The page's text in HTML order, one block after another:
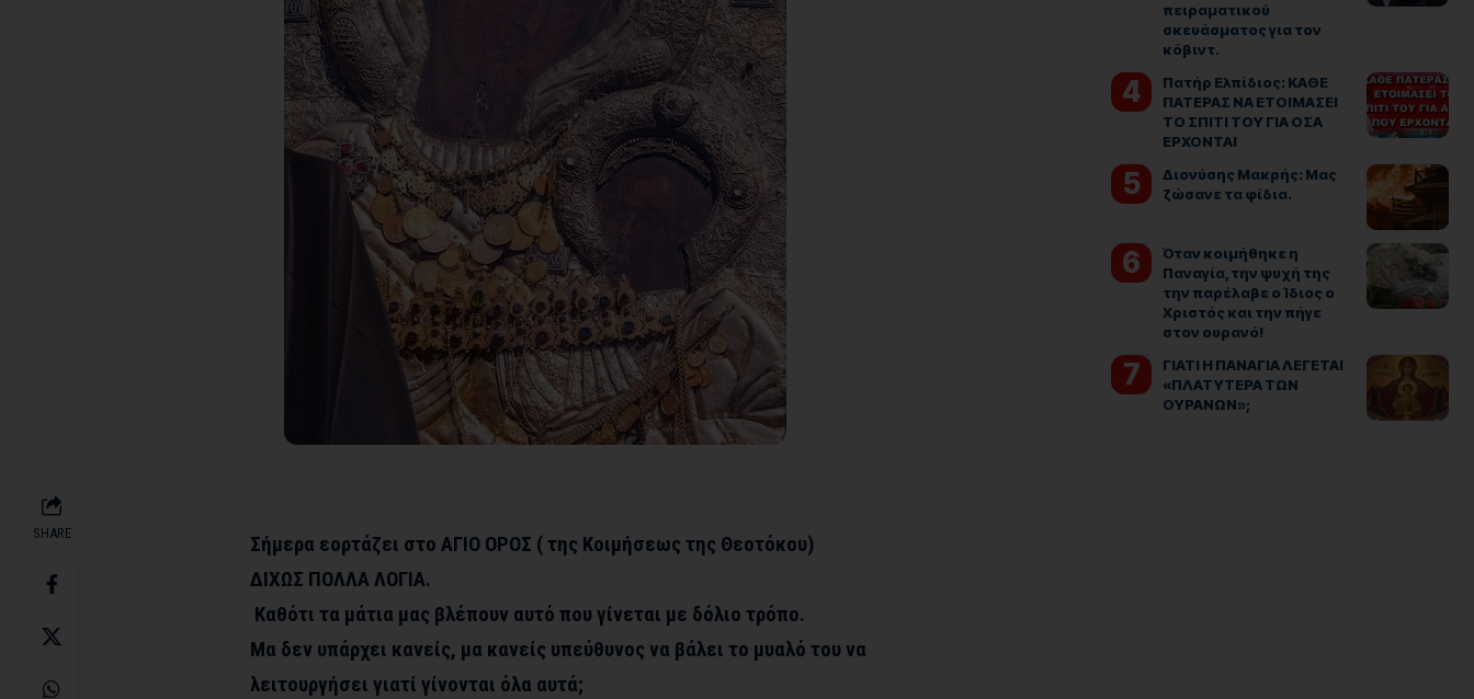
SHARE
Σήμερα εορτάζει στο ΑΓΙΟ ΟΡΟΣ ( της Κοιμήσεως της Θεοτόκου)
ΔΙΧΩΣ ΠΟΛΛΑ ΛΟΓΙΑ.
Καθότι τα μάτια μας βλέπουν αυτό που γίνεται με δόλιο τρόπο.
Μα δεν υπάρχει κανείς, μα κανείς υπεύθυνος να βάλει το μυαλό του να
λειτουργήσει γιατί γίνονται όλα αυτά;
πειραματικού
σκευάσματος για τον
κόβιντ.
Πατήρ Ελπίδιος: ΚΑΘΕ
ΠΑΤΕΡΑΣ ΝΑ ΕΤΟΙΜΑΣΕΙ
ΤΟ ΣΠΙΤΙ ΤΟΥ ΓΙΑ ΟΣΑ
ΕΡΧΟΝΤΑΙ
Διονύσης Μακρής: Μας
ζώσανε τα φίδια.
Όταν κοιμήθηκε η
Παναγία, την ψυχή της
την παρέλαβε ο Ίδιος ο
Χριστός και την πήγε
στον ουρανό!
ΓΙΑΤΙ Η ΠΑΝΑΓΙΑ ΛΕΓΕΤΑΙ
«ΠΛΑΤΥΤΕΡΑ ΤΩΝ
ΟΥΡΑΝΩΝ»;